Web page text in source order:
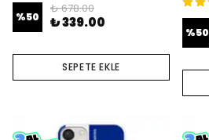
%50
₺ 678.00
₺ 339.00
SEPETE EKLE
%50